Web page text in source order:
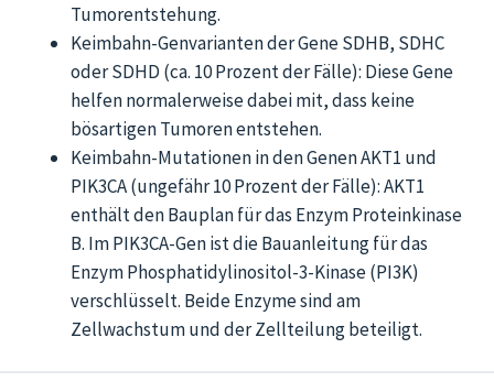
Tumorentstehung.
Keimbahn-Genvarianten der Gene SDHB, SDHC
oder SDHD (ca. 10 Prozent der Fälle): Diese Gene
helfen normalerweise dabei mit, dass keine
bösartigen Tumoren entstehen.
Keimbahn-Mutationen in den Genen AKT1 und
PIK3CA (ungefähr 10 Prozent der Fälle): AKT1
enthält den Bauplan für das Enzym Proteinkinase
B. Im PIK3CA-Gen ist die Bauanleitung für das
Enzym Phosphatidylinositol-3-Kinase (PI3K)
verschlüsselt. Beide Enzyme sind am
Zellwachstum und der Zellteilung beteiligt.